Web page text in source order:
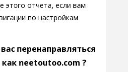
этого отчета, если вам
по настройкам
перенаправляться
neetoutoo.com ?